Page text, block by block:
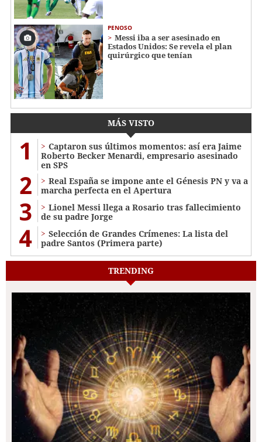
PENOSO
Messi iba a ser asesinado en
Estados Unidos: Se revela el plan
quirúrgico que tenían
MÁS VISTO
1
Captaron sus últimos momentos: así era Jaime
Roberto Becker Menardi​​​, empresario asesinado
en SPS
2
Real España se impone ante el Génesis PN y va a
marcha perfecta en el Apertura
3
Lionel Messi llega a Rosario tras fallecimiento
de su padre Jorge
4
Selección de Grandes Crímenes: La lista del
padre Santos (Primera parte)
TRENDING